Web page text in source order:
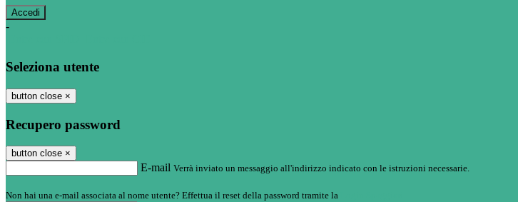
-
Seleziona utente
button close ×
Recupero password
button close ×
E-mail Verrà inviato un messaggio all'indirizzo indicato con le istruzioni necessarie.
Non hai una e-mail associata al nome utente? Effettua il reset della password tramite la